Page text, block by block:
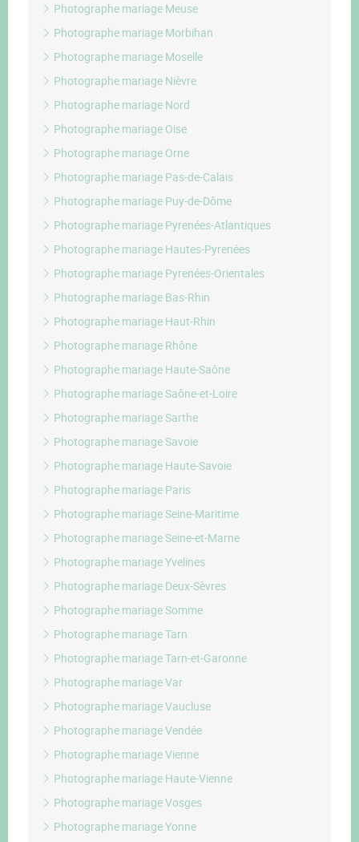
Photographe mariage Meuse
Photographe mariage Morbihan
Photographe mariage Moselle
Photographe mariage Nièvre
Photographe mariage Nord
Photographe mariage Oise
Photographe mariage Orne
Photographe mariage Pas-de-Calais
Photographe mariage Puy-de-Dôme
Photographe mariage Pyrenées-Atlantiques
Photographe mariage Hautes-Pyrenées
Photographe mariage Pyrenées-Orientales
Photographe mariage Bas-Rhin
Photographe mariage Haut-Rhin
Photographe mariage Rhône
Photographe mariage Haute-Saône
Photographe mariage Saône-et-Loire
Photographe mariage Sarthe
Photographe mariage Savoie
Photographe mariage Haute-Savoie
Photographe mariage Paris
Photographe mariage Seine-Maritime
Photographe mariage Seine-et-Marne
Photographe mariage Yvelines
Photographe mariage Deux-Sèvres
Photographe mariage Somme
Photographe mariage Tarn
Photographe mariage Tarn-et-Garonne
Photographe mariage Var
Photographe mariage Vaucluse
Photographe mariage Vendée
Photographe mariage Vienne
Photographe mariage Haute-Vienne
Photographe mariage Vosges
Photographe mariage Yonne